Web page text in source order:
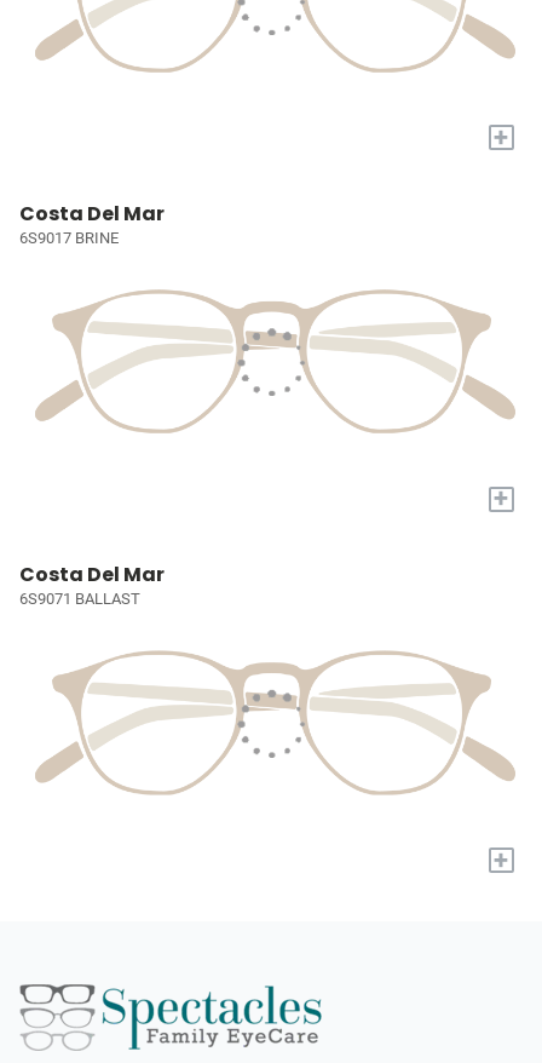
+
Costa Del Mar
6S9017 BRINE
+
Costa Del Mar
6S9071 BALLAST
+